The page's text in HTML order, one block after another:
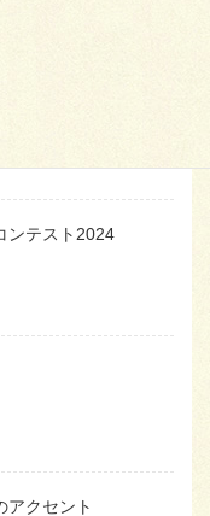
ンテスト2024
アクセント